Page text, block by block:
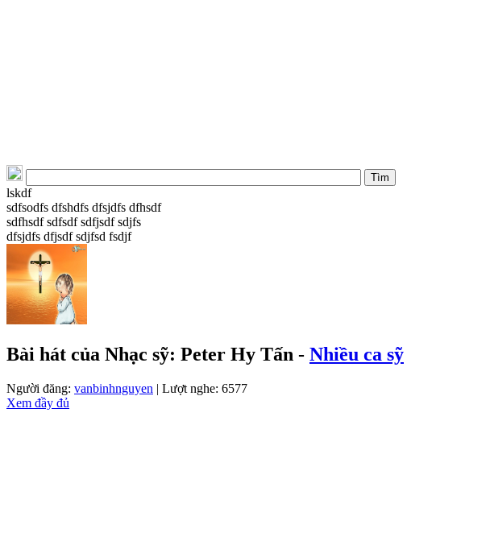
lskdf
sdfsodfs dfshdfs dfsjdfs dfhsdf
sdfhsdf sdfsdf sdfjsdf sdjfs
dfsjdfs dfjsdf sdjfsd fsdjf
Bài hát của Nhạc sỹ: Peter Hy Tấn - Nhiều ca sỹ
Người đăng: vanbinhnguyen | Lượt nghe: 6577
Xem đầy đủ